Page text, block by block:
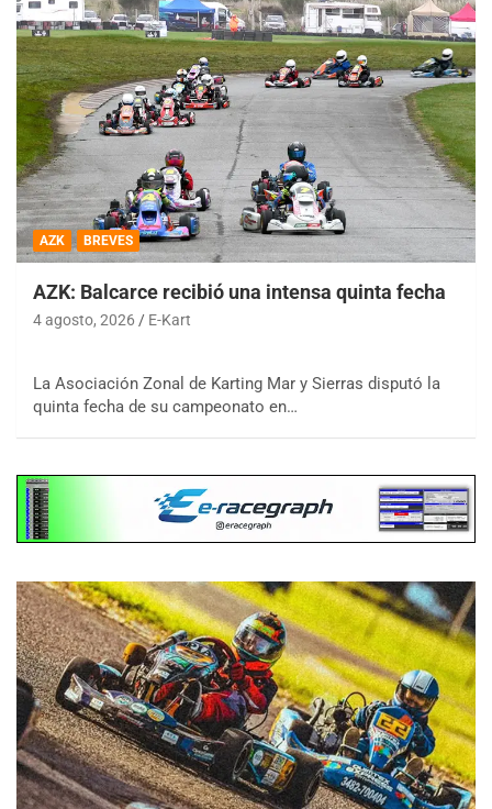
AZK BREVES
AZK: Balcarce recibió una intensa quinta fecha
4 agosto, 2026 E-Kart
La Asociación Zonal de Karting Mar y Sierras disputó la
quinta fecha de su campeonato en…